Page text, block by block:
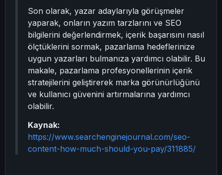
Son olarak, yazar adaylarıyla görüşmeler
yaparak, onların yazım tarzlarını ve SEO
bilgilerini değerlendirmek, içerik başarısını nasıl
ölçtüklerini sormak, pazarlama hedeflerinize
uygun yazarları bulmanıza yardımcı olabilir. Bu
makale, pazarlama profesyonellerinin içerik
stratejilerini geliştirerek marka görünürlüğünü
ve kullanıcı güvenini artırmalarına yardımcı
olabilir.
Kaynak:
https://www.searchenginejournal.com/seo-
content-how-much-should-you-pay/311885/